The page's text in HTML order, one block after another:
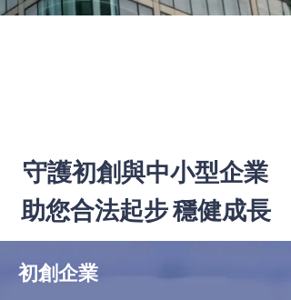
守護初創與中小型企業
助您合法起步 穩健成長
初創企業